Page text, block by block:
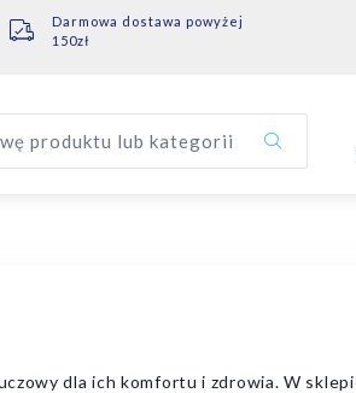
Darmowa dostawa powyżej
150zł
produktu lub kategorii
dla ich komfortu i zdrowia. W